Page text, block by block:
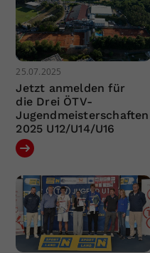
25.07.2025
Jetzt anmelden für
die Drei ÖTV-
Jugendmeisterschaften
2025 U12/U14/U16